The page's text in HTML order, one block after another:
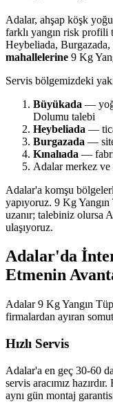
Adalar, ahşap köşk
farklı yangın risk profili
Heybeliada, Burgazada,
mahallelerine 9 Kg
Servis bölgemizdeki
Büyükada —
Dolumu talebi
Heybeliada —
Burgazada —
Kınalıada —
Adalar merkez
Adalar'a komşu
yapıyoruz. 9 Kg
uzanır; talebiniz olursa
ulaşıyoruz.
Adalar'da
Etmenin
Adalar 9 Kg Yangın
firmalardan ayıran
Hızlı Servis
Adalar'a en geç 30-60
servis aracımız
aynı gün montaj